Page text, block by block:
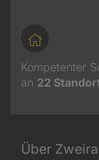
Kompetenter
an 22
Über